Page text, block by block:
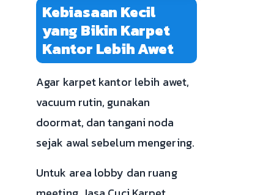
Kebiasaan Kecil
yang Bikin Karpet
Kantor Lebih Awet
Agar karpet kantor lebih awet,
vacuum rutin, gunakan
doormat, dan tangani noda
sejak awal sebelum mengering.
Untuk area lobby dan ruang